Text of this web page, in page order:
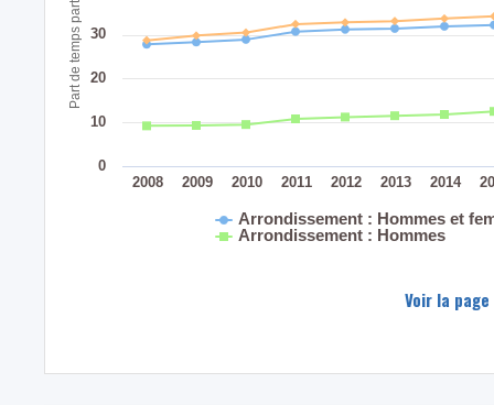
Part de temps partiel (%)
Arrondissement : Hommes et
Arrondissement : Hommes
2008 2009 2010 2011 2012 2013 2014
0
10
20
30
Voir la